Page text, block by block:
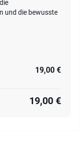
und die bewusste
19,00 €
19,00 €